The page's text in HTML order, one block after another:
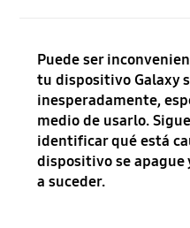
Puede ser
tu dispositivo Galaxy
inesperadamente,
medio de usarlo.
identificar qué está
dispositivo se apague
a suceder.